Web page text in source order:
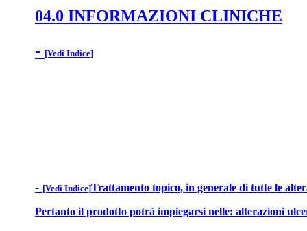
04.0 INFORMAZIONI CLINICHE
- [Vedi Indice]
- [Vedi Indice]Trattamento topico, in generale di tutte le
Pertanto il prodotto potrà impiegarsi nelle: alterazioni